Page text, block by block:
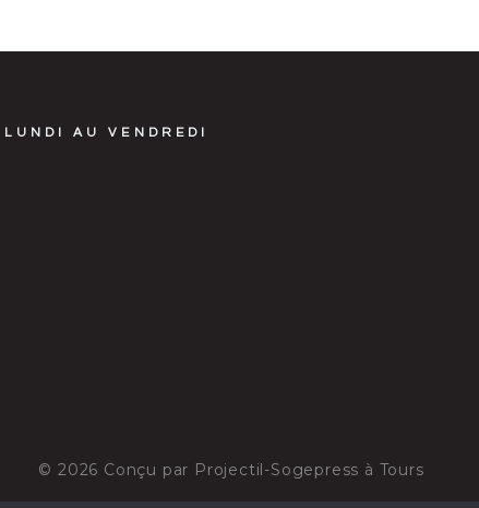
AU VENDREDI
© 2026 Conçu par Projectil-Sogepress à Tours